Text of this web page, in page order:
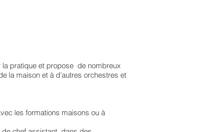
la pratique et propose de nombreux
la maison et à d’autres orchestres et
les formations maisons ou à